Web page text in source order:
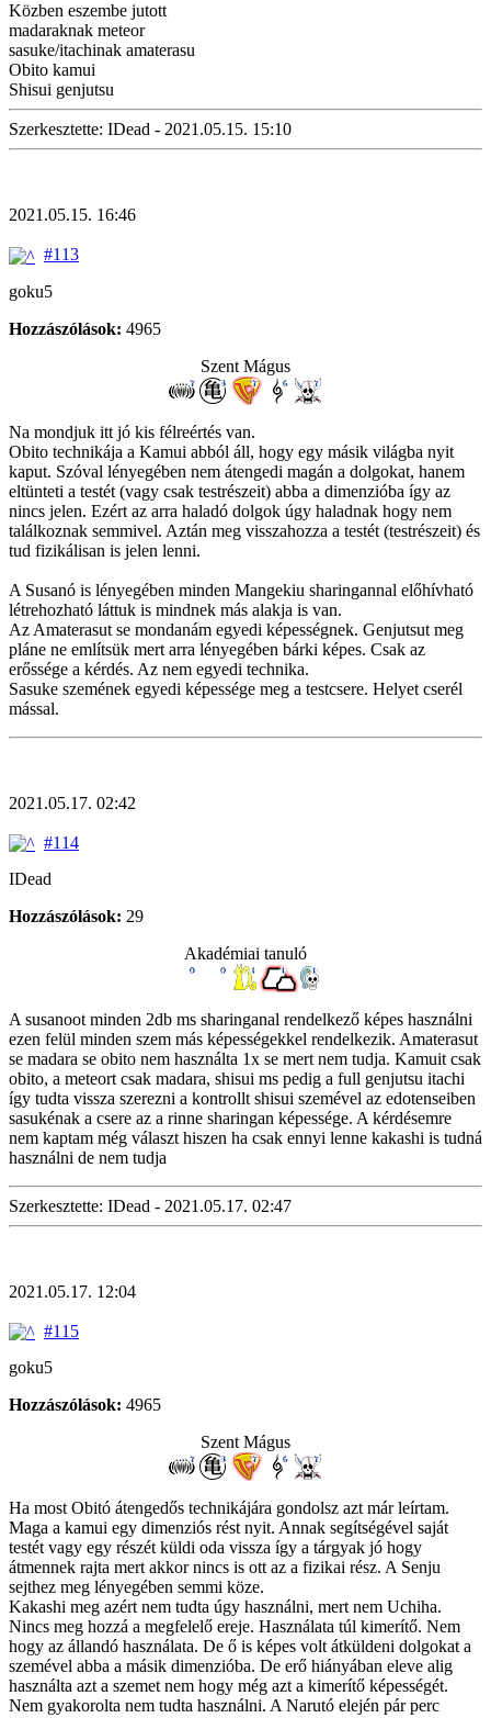
Közben eszembe jutott
madaraknak meteor
sasuke/itachinak amaterasu
Obito kamui
Shisui genjutsu
Szerkesztette: IDead - 2021.05.15. 15:10
2021.05.15. 16:46
#113
goku5
Hozzászólások: 4965
Szent Mágus
Na mondjuk itt jó kis félreértés van.
Obito technikája a Kamui abból áll, hogy egy másik világba nyit
kaput. Szóval lényegében nem átengedi magán a dolgokat, hanem
eltünteti a testét (vagy csak testrészeit) abba a dimenzióba így az
nincs jelen. Ezért az arra haladó dolgok úgy haladnak hogy nem
találkoznak semmivel. Aztán meg visszahozza a testét (testrészeit) és
tud fizikálisan is jelen lenni.
A Susanó is lényegében minden Mangekiu sharingannal előhívható
létrehozható láttuk is mindnek más alakja is van.
Az Amaterasut se mondanám egyedi képességnek. Genjutsut meg
pláne ne említsük mert arra lényegében bárki képes. Csak az
erőssége a kérdés. Az nem egyedi technika.
Sasuke szemének egyedi képessége meg a testcsere. Helyet cserél
mással.
2021.05.17. 02:42
#114
IDead
Hozzászólások: 29
Akadémiai tanuló
A susanoot minden 2db ms sharinganal rendelkező képes használni
ezen felül minden szem más képességekkel rendelkezik. Amaterasut
se madara se obito nem használta 1x se mert nem tudja. Kamuit csak
obito, a meteort csak madara, shisui ms pedig a full genjutsu itachi
így tudta vissza szerezni a kontrollt shisui szemével az edotenseiben
sasukénak a csere az a rinne sharingan képessége. A kérdésemre
nem kaptam még választ hiszen ha csak ennyi lenne kakashi is tudná
használni de nem tudja
Szerkesztette: IDead - 2021.05.17. 02:47
2021.05.17. 12:04
#115
goku5
Hozzászólások: 4965
Szent Mágus
Ha most Obitó átengedős technikájára gondolsz azt már leírtam.
Maga a kamui egy dimenziós rést nyit. Annak segítségével saját
testét vagy egy részét küldi oda vissza így a tárgyak jó hogy
átmennek rajta mert akkor nincs is ott az a fizikai rész. A Senju
sejthez meg lényegében semmi köze.
Kakashi meg azért nem tudta úgy használni, mert nem Uchiha.
Nincs meg hozzá a megfelelő ereje. Használata túl kimerítő. Nem
hogy az állandó használata. De ő is képes volt átküldeni dolgokat a
szemével abba a másik dimenzióba. De erő hiányában eleve alig
használta azt a szemet nem hogy még azt a kimerítő képességét.
Nem gyakorolta nem tudta használni. A Narutó elején pár perc